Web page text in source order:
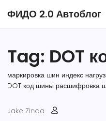
ФИДО 2.0 Автоблог
Tag: DOT
маркировка шин индекс
DOT код шины расшифровка
Jake Zinda